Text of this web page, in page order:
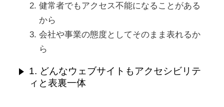
健常者でもアクセス不能になることがある
から
会社や事業の態度としてそのまま表れるか
ら
1. どんなウェブサイトもアクセシビリテ
ィと表裏一体